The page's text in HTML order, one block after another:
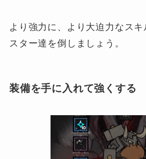
より強力に、より大迫力なス
スター達を倒しましょう。
装備を手に入れて強くする